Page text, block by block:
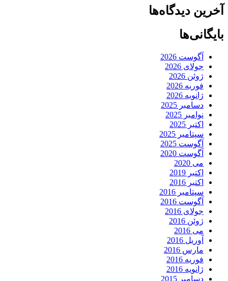
آخرین دیدگاه‌ها
بایگانی‌ها
آگوست 2026
جولای 2026
ژوئن 2026
فوریه 2026
ژانویه 2026
دسامبر 2025
نوامبر 2025
اکتبر 2025
سپتامبر 2025
آگوست 2025
آگوست 2020
می 2020
اکتبر 2019
اکتبر 2016
سپتامبر 2016
آگوست 2016
جولای 2016
ژوئن 2016
می 2016
آوریل 2016
مارس 2016
فوریه 2016
ژانویه 2016
دسامبر 2015